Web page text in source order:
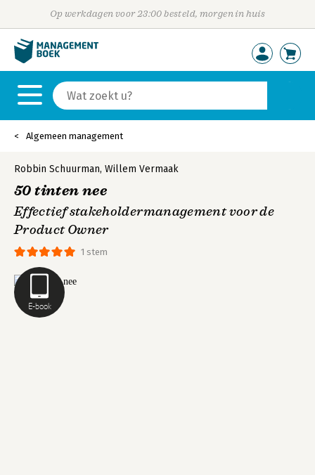
Op werkdagen voor 23:00 besteld, morgen in huis
Algemeen management
E-book
1 stem
Robbin Schuurman, Willem Vermaak
50 tinten nee
Effectief stakeholdermanagement voor de
Product Owner